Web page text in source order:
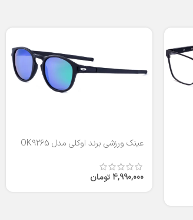
عینک ورزشی برند اوکلی مدل OK9265
4,990,000 تومان